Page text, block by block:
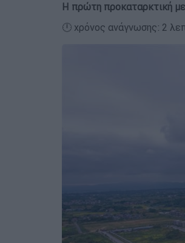
Η πρώτη προκαταρκτική
🕛 χρόνος ανάγνωσης: 2